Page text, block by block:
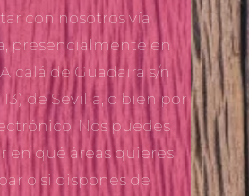
con nosotros vía
presencialmente en
de Guadaira s/n
de Sevilla, o bien por
Nos puedes
en qué áreas quieres
o si dispones de